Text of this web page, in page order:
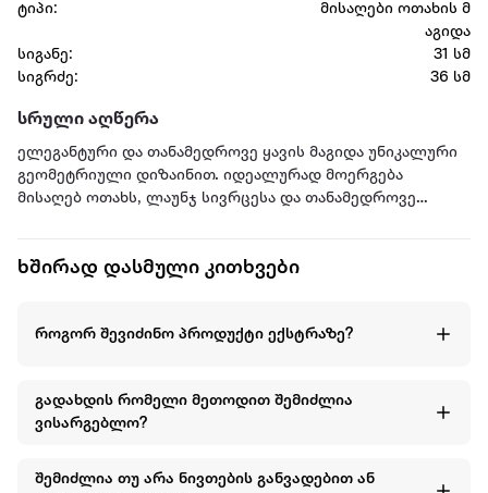
ტიპი:
მისაღები ოთახის მ
აგიდა
სიგანე:
31 სმ
სიგრძე:
36 სმ
სრული აღწერა
ელეგანტური და თანამედროვე ყავის მაგიდა უნიკალური
გეომეტრიული დიზაინით. იდეალურად მოერგება
მისაღებ ოთახს, ლაუნჯ სივრცესა და თანამედროვე
ზომა საშუალებას გაძლევთ გამოიყენოთ როგორც ყავის,
ხშირად დასმული კითხვები
როგორ შევიძინო პროდუქტი ექსტრაზე?
გადახდის რომელი მეთოდით შემიძლია
ვისარგებლო?
შემიძლია თუ არა ნივთების განვადებით ან